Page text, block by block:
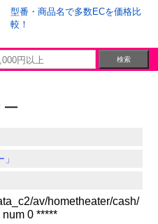
型番・商品名で多数ECを価格比
較！
av/hometheater/cash/
0 *****